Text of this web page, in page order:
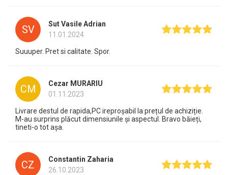
SV
Sut Vasile Adrian
11.01.2024
Suuuper. Pret si calitate. Spor.
CM
Cezar MURARIU
01.11.2023
Livrare destul de rapida,PC ireproșabil la prețul de achiziție.
M-au surprins plăcut dimensiunile și aspectul. Bravo băieți,
tineti-o tot așa.
CZ
Constantin Zaharia
26.10.2023